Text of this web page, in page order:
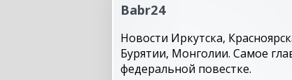
Babr24
Новости Иркутска,
Бурятии, Монголии. Самое
федеральной повестке.